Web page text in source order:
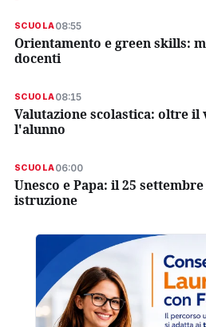
SCUOLA08:55
Orientamento e green skills:
docenti
SCUOLA08:15
Valutazione scolastica: oltre
l'alunno
SCUOLA06:00
Unesco e Papa: il 25
istruzione